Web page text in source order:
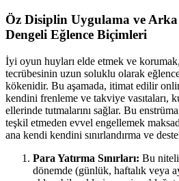
Öz Disiplin Uygulama ve Arka
Dengeli Eğlence Biçimleri
İyi oyun huyları elde etmek ve
tecrübesinin uzun soluklu olarak
kökenidir. Bu aşamada, itimat edilir
kendini frenleme ve takviye vasıtaları,
ellerinde tutmalarını sağlar. Bu
teşkil etmeden evvel engellemek
ana kendi kendini sınırlandırma ve
Para Yatırma Sınırları: Bu
dönemde (günlük, haftalık veya